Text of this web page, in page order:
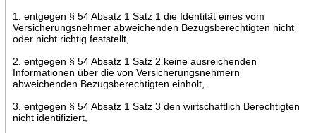
1. entgegen § 54 Absatz 1 Satz 1 die Identität eines vom
Versicherungsnehmer abweichenden Bezugsberechtigten nicht
oder nicht richtig feststellt,
2. entgegen § 54 Absatz 1 Satz 2 keine ausreichenden
Informationen über die von Versicherungsnehmern
abweichenden Bezugsberechtigten einholt,
3. entgegen § 54 Absatz 1 Satz 3 den wirtschaftlich Berechtigten
nicht identifiziert,